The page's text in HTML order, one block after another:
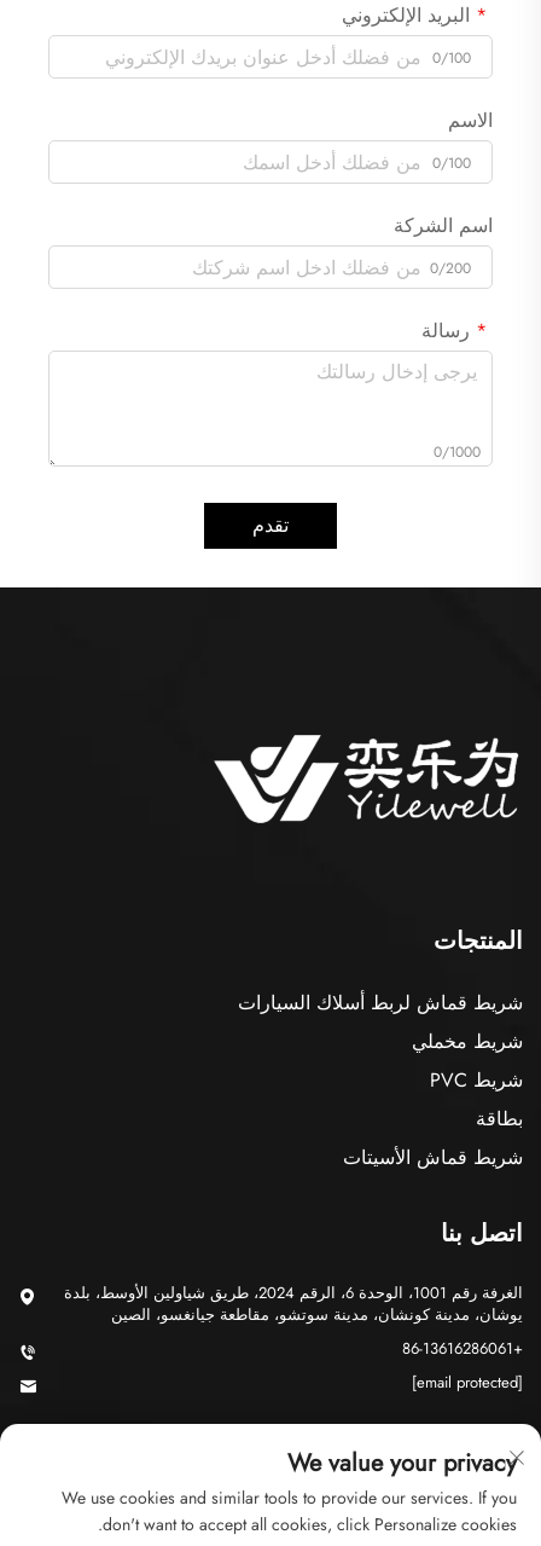
البريد الإلكتروني
0/100
الاسم
0/100
اسم الشركة
0/200
رسالة
0/1000
تقدم
المنتجات
شريط قماش لربط أسلاك السيارات
شريط مخملي
شريط PVC
بطاقة
شريط قماش الأسيتات
اتصل بنا
الغرفة رقم 1001، الوحدة 6، الرقم 2024، طريق شياولين الأوسط، بلدة
يوشان، مدينة كونشان، مدينة سوتشو، مقاطعة جيانغسو، الصين
+86-13616286061
[email protected]
حقوق الت COPYRIGHT © 2026 شركة سوتشو جي يو للتجارة المحدودة.
We value your privacy
We use cookies and similar tools to provide our services. If you
don't want to accept all cookies, click Personalize cookies.